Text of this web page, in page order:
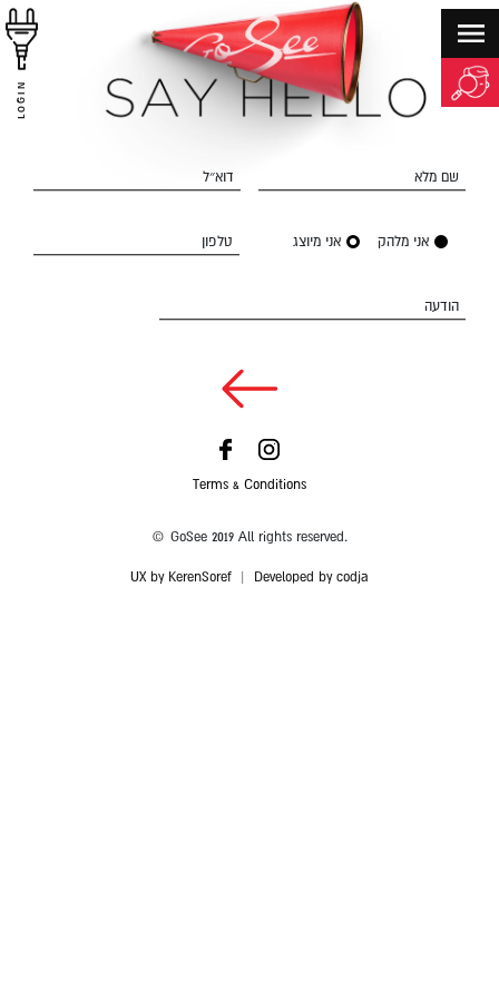
LOGIN
שם מלא דוא״ל
אני מלהק אני מיוצג טלפון
הודעה
Terms & Conditions
© GoSee 2019 All rights reserved.
UX by KerenSoref Developed by codja